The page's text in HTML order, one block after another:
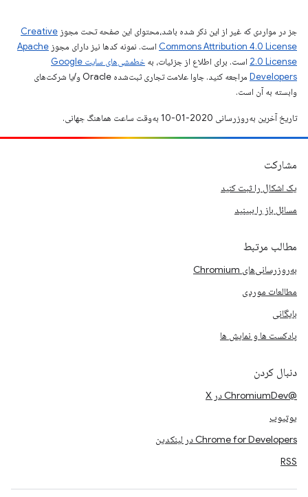
جز در مواردی که غیر از این ذکر شده باشد،‌محتوای این صفحه تحت مجوز Creative
Commons Attribution 4.0 License است. نمونه کدها نیز دارای مجوز Apache
2.0 License است. برای اطلاع از جزئیات، به
خطمشی‌های سایت Google
Developers‏
مراجعه کنید. جاوا علامت تجاری ثبت‌شده Oracle و/یا شرکت‌های
وابسته به آن است.
تاریخ آخرین به‌روزرسانی 2020-01-10 به‌وقت ساعت هماهنگ جهانی.
مشارکت
یک اشکال را ثبت کنید
مسائل باز را ببینید
مطالب مرتبط
به‌روزرسانی‌های Chromium
مطالعات موردی
بایگانی
پادکست ها و نمایش ها
دنبال کردن
@ChromiumDev در X
یوتیوب
Chrome for Developers در لینکدین
RSS